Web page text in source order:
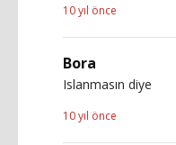
10 yıl önce
Bora
Islanmasın diye
10 yıl önce